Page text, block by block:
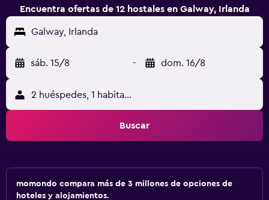
Encuentra ofertas de 12 hostales en Galway, Irlanda
Galway, Irlanda
sáb. 15/8 - dom. 16/8
2 huéspedes, 1 habitación
Buscar
momondo compara más de 3 millones de opciones de
hoteles y alojamientos.